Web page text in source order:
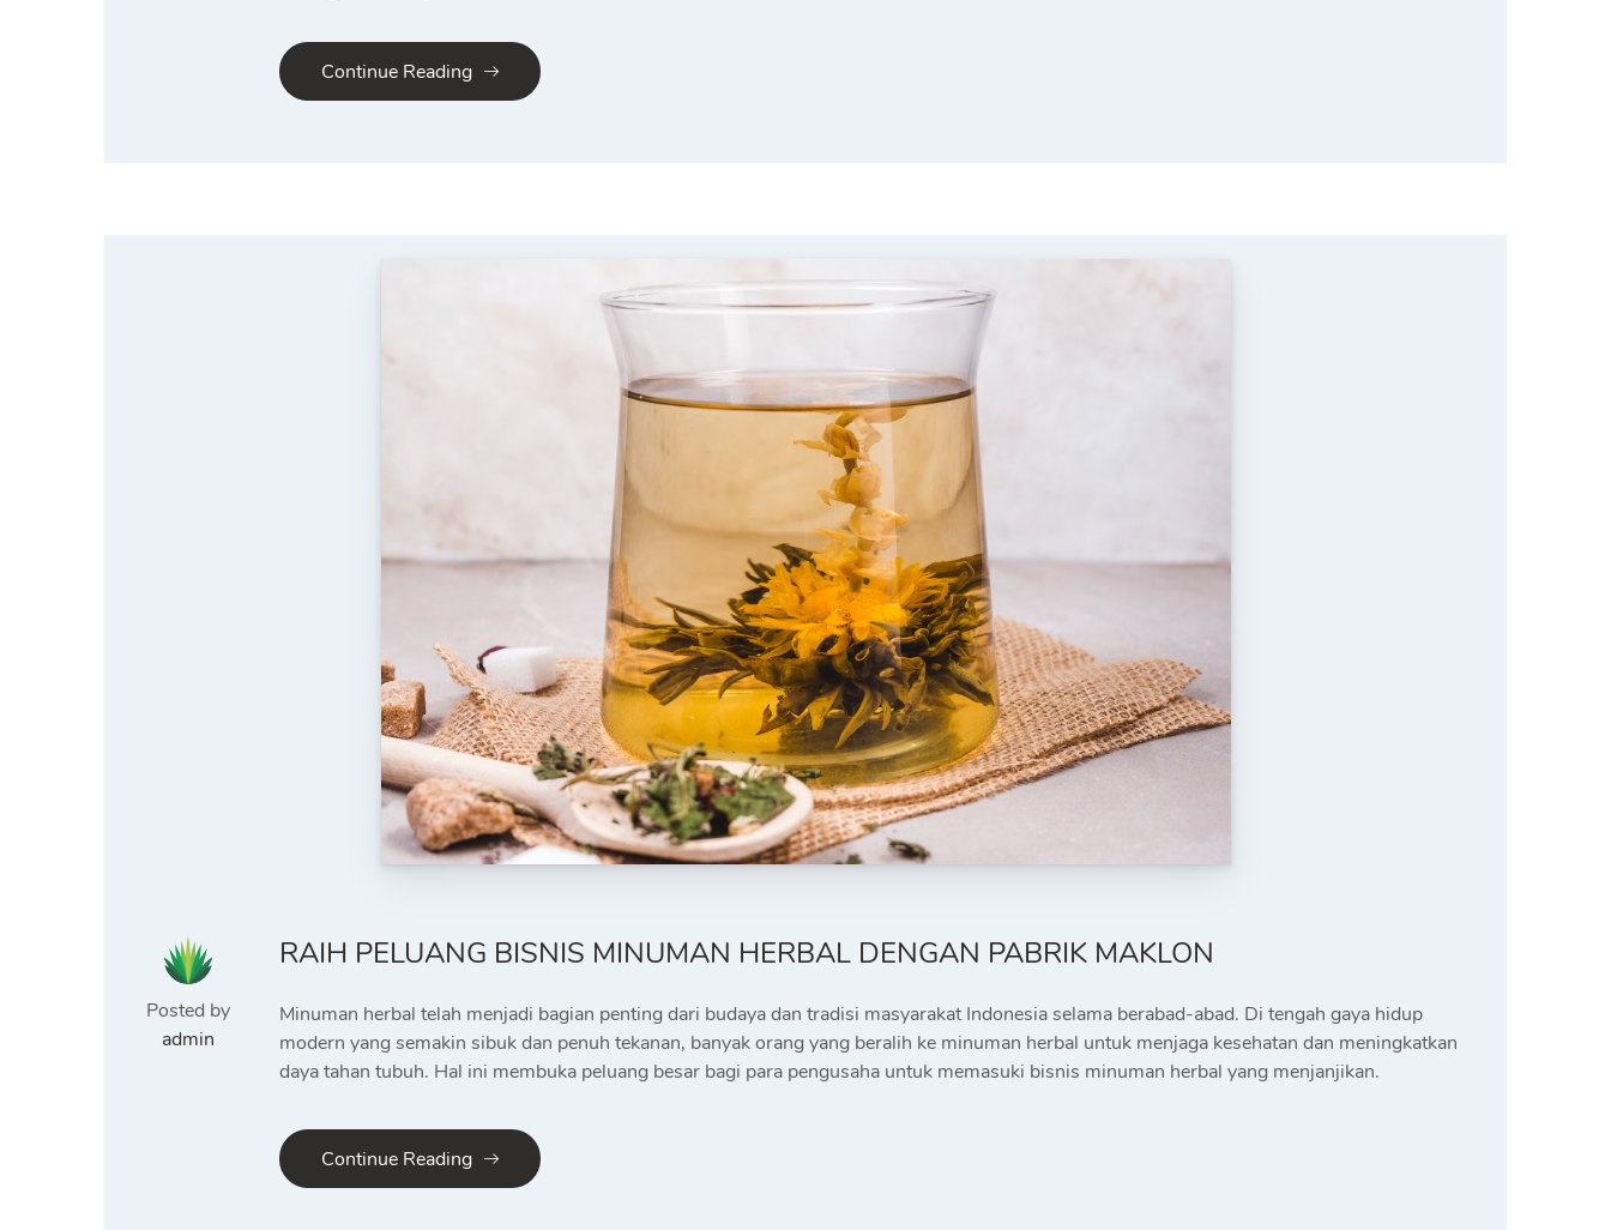
Continue Reading
Posted by
admin
RAIH PELUANG BISNIS MINUMAN HERBAL DENGAN PABRIK MAKLON
Minuman herbal telah menjadi bagian penting dari budaya dan tradisi masyarakat Indonesia selama berabad-abad. Di tengah gaya hidup
modern yang semakin sibuk dan penuh tekanan, banyak orang yang beralih ke minuman herbal untuk menjaga kesehatan dan meningkatkan
daya tahan tubuh. Hal ini membuka peluang besar bagi para pengusaha untuk memasuki bisnis minuman herbal yang menjanjikan.
Continue Reading